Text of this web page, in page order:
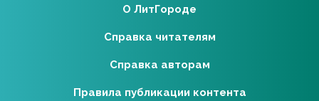
О ЛитГороде
Справка читателям
Справка авторам
Правила публикации контента